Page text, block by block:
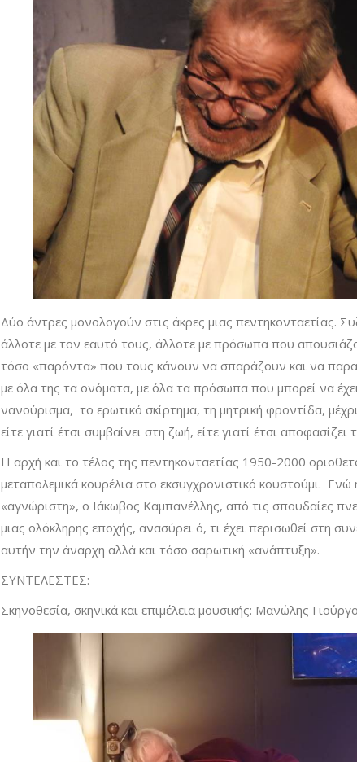
Δύο άντρες μονολογούν στις άκρες μιας πεντηκονταετίας.
άλλοτε με τον εαυτό τους, άλλοτε με πρόσωπα που
τόσο «παρόντα» που τους κάνουν να σπαράζουν και να
με όλα της τα ονόματα, με όλα τα πρόσωπα που μπορεί να
νανούρισμα, το ερωτικό σκίρτημα, τη μητρική φροντίδα,
είτε γιατί έτσι συμβαίνει στη ζωή, είτε γιατί έτσι
Η αρχή και το τέλος της πεντηκονταετίας 1950-2000
μεταπολεμικά κουρέλια στο εκσυγχρονιστικό κουστούμι. Ενώ
«αγνώριστη», ο Ιάκωβος Καμπανέλλης, από τις σπουδαίες
μιας ολόκληρης εποχής, ανασύρει ό, τι έχει περισωθεί στη
αυτήν την άναρχη αλλά και τόσο σαρωτική «ανάπτυξη».
ΣΥΝΤΕΛΕΣΤΕΣ:
Σκηνοθεσία, σκηνικά και επιμέλεια μουσικής: Μανώλης